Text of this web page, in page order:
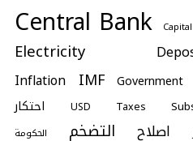
Central Bank
Electricity
Government
IMF
Inflation
Taxes
USD احتكار
اصلاح التضخم
الحكومة